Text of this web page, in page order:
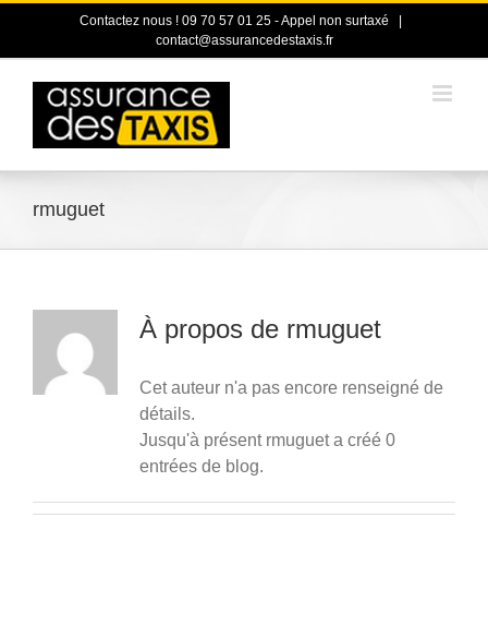
contenu
Contactez nous ! 09 70 57 01 25 - Appel non surtaxé
contact@assurancedestaxis.fr
rmuguet
À propos de rmuguet
Cet auteur n'a pas encore renseigné de
détails.
Jusqu'à présent rmuguet a créé 0
entrées de blog.